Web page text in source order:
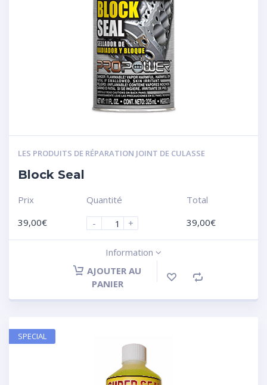
LES PRODUITS DE RÉPARATION JOINT DE CULASSE
Block Seal
Prix
39,00€
Quantité
-
+
Total
39,00€
Information
AJOUTER AU
PANIER
SPECIAL